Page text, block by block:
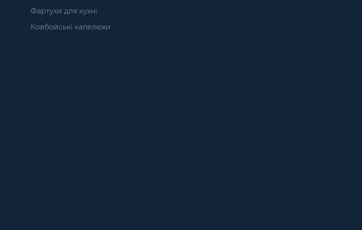
Фартухи для кухні
Ковбойські капелюхи